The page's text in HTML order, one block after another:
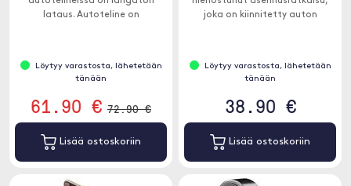
lataus. Autoteline on
Löytyy varastosta, lähetetään
tänään
61.90 € 72.90 €
Lisää ostoskoriin
joka on kiinnitetty auton
Löytyy varastosta, lähetetään
tänään
38.90 €
Lisää ostoskoriin